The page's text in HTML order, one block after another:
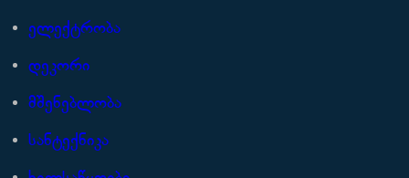
ელექტრობა
დეკორი
მშენებლობა
სანტექნიკა